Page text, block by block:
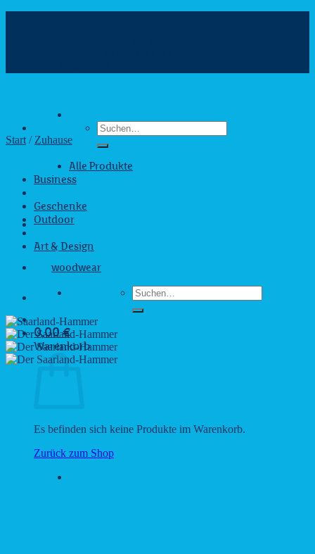
Suchen
nach:
Alle Produkte
Business
Geschenke
Outdoor
Art & Design
woodwear
Suchen
nach:
0,00€
Warenkorb
Es befinden sich keine Produkte im Warenkorb.
Zurück zum Shop
Start / Zuhause